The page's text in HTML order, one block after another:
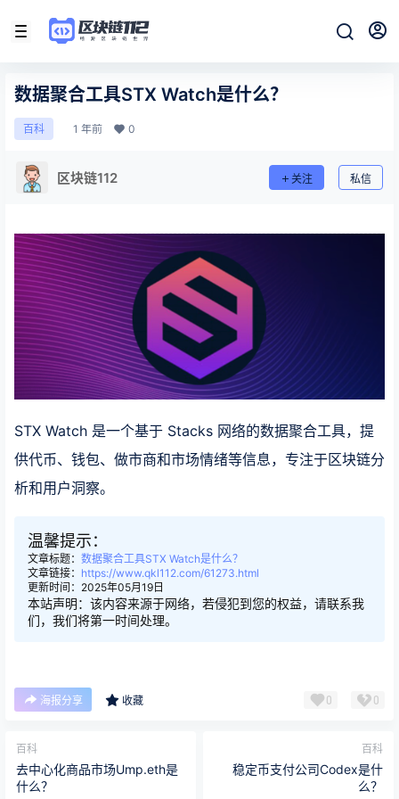
数据聚合工具STX Watch是什么？
百科 1 年前 0
区块链112 关注 私信
STX Watch 是一个基于 Stacks 网络的数据聚合工具，提
供代币、钱包、做市商和市场情绪等信息，专注于区块链分
析和用户洞察。
温馨提示：
文章标题： 数据聚合工具STX Watch是什么？
文章链接： https://www.qkl112.com/61273.html
更新时间：2025年05月19日
本站声明：该内容来源于网络，若侵犯到您的权益，请联系我
们，我们将第一时间处理。
海报分享 收藏 0 0
百科
去中心化商品市场Ump.eth是
什么？
百科
稳定币支付公司Codex是什
么？